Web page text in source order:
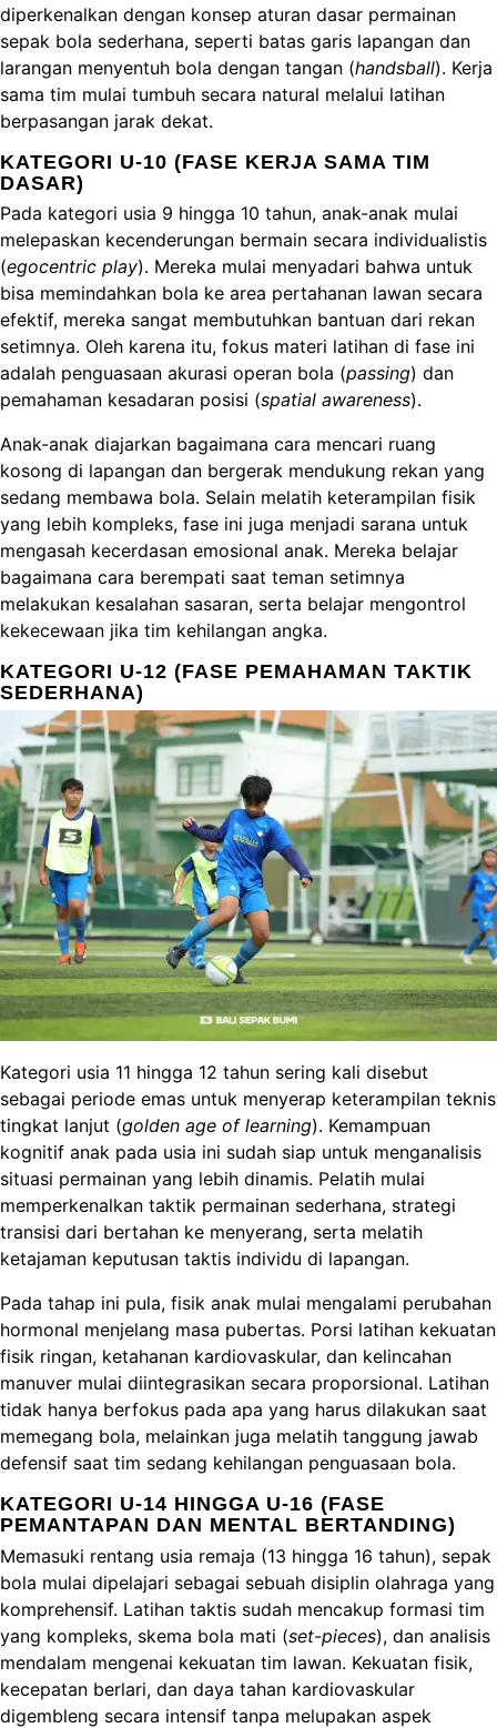
diperkenalkan dengan konsep aturan dasar permainan
sepak bola sederhana, seperti batas garis lapangan dan
larangan menyentuh bola dengan tangan (handsball). Kerja
sama tim mulai tumbuh secara natural melalui latihan
berpasangan jarak dekat.
KATEGORI U-10 (FASE KERJA SAMA TIM
DASAR)
Pada kategori usia 9 hingga 10 tahun, anak-anak mulai
melepaskan kecenderungan bermain secara individualistis
(egocentric play). Mereka mulai menyadari bahwa untuk
bisa memindahkan bola ke area pertahanan lawan secara
efektif, mereka sangat membutuhkan bantuan dari rekan
setimnya. Oleh karena itu, fokus materi latihan di fase ini
adalah penguasaan akurasi operan bola (passing) dan
pemahaman kesadaran posisi (spatial awareness).
Anak-anak diajarkan bagaimana cara mencari ruang
kosong di lapangan dan bergerak mendukung rekan yang
sedang membawa bola. Selain melatih keterampilan fisik
yang lebih kompleks, fase ini juga menjadi sarana untuk
mengasah kecerdasan emosional anak. Mereka belajar
bagaimana cara berempati saat teman setimnya
melakukan kesalahan sasaran, serta belajar mengontrol
kekecewaan jika tim kehilangan angka.
KATEGORI U-12 (FASE PEMAHAMAN TAKTIK
SEDERHANA)
Kategori usia 11 hingga 12 tahun sering kali disebut
sebagai periode emas untuk menyerap keterampilan teknis
tingkat lanjut (golden age of learning). Kemampuan
kognitif anak pada usia ini sudah siap untuk menganalisis
situasi permainan yang lebih dinamis. Pelatih mulai
memperkenalkan taktik permainan sederhana, strategi
transisi dari bertahan ke menyerang, serta melatih
ketajaman keputusan taktis individu di lapangan.
Pada tahap ini pula, fisik anak mulai mengalami perubahan
hormonal menjelang masa pubertas. Porsi latihan kekuatan
fisik ringan, ketahanan kardiovaskular, dan kelincahan
manuver mulai diintegrasikan secara proporsional. Latihan
tidak hanya berfokus pada apa yang harus dilakukan saat
memegang bola, melainkan juga melatih tanggung jawab
defensif saat tim sedang kehilangan penguasaan bola.
KATEGORI U-14 HINGGA U-16 (FASE
PEMANTAPAN DAN MENTAL BERTANDING)
Memasuki rentang usia remaja (13 hingga 16 tahun), sepak
bola mulai dipelajari sebagai sebuah disiplin olahraga yang
komprehensif. Latihan taktis sudah mencakup formasi tim
yang kompleks, skema bola mati (set-pieces), dan analisis
mendalam mengenai kekuatan tim lawan. Kekuatan fisik,
kecepatan berlari, dan daya tahan kardiovaskular
digembleng secara intensif tanpa melupakan aspek